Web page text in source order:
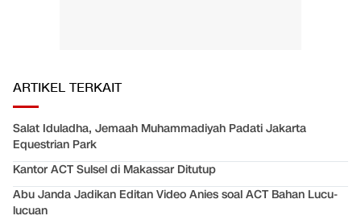
ARTIKEL TERKAIT
Salat Iduladha, Jemaah Muhammadiyah Padati Jakarta
Equestrian Park
Kantor ACT Sulsel di Makassar Ditutup
Abu Janda Jadikan Editan Video Anies soal ACT Bahan Lucu-
lucuan